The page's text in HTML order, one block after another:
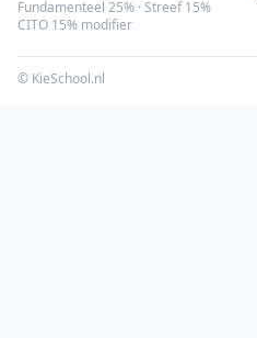
Fundamenteel 25% · Streef 15%
CITO 15% modifier
© KieSchool.nl